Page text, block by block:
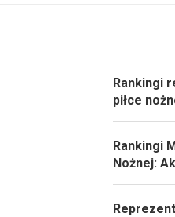
Rankingi
piłce
Rankingi
Nożnej: